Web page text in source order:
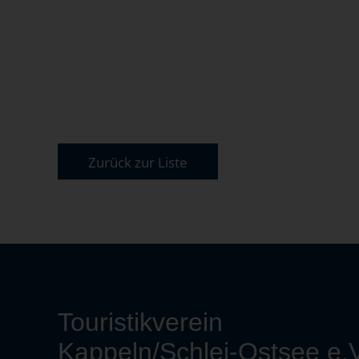
Zurück zur Liste
Touristikverein
Kappeln/Schlei-Ostsee